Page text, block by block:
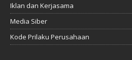
Iklan dan Kerjasama
Media Siber
Kode Prilaku Perusahaan